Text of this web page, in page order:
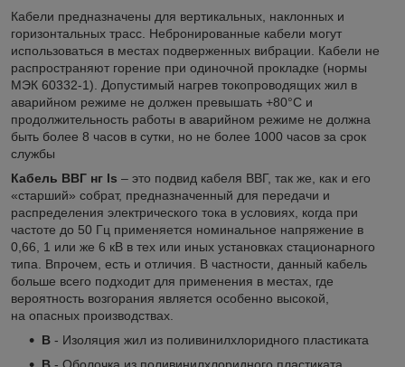
Кабели предназначены для вертикальных, наклонных и
горизонтальных трасс. Небронированные кабели могут
использоваться в местах подверженных вибрации. Кабели не
распространяют горение при одиночной прокладке (нормы
МЭК 60332-1). Допустимый нагрев токопроводящих жил в
аварийном режиме не должен превышать +80°С и
продолжительность работы в аварийном режиме не должна
быть более 8 часов в сутки, но не более 1000 часов за срок
службы
Кабель ВВГ нг ls – это подвид кабеля ВВГ, так же, как и его
«старший» собрат, предназначенный для передачи и
распределения электрического тока в условиях, когда при
частоте до 50 Гц применяется номинальное напряжение в
0,66, 1 или же 6 кВ в тех или иных установках стационарного
типа. Впрочем, есть и отличия. В частности, данный кабель
больше всего подходит для применения в местах, где
вероятность возгорания является особенно высокой,
на опасных производствах.
В - Изоляция жил из поливинилхлоридного пластиката
В - Оболочка из поливинилхлоридного пластиката